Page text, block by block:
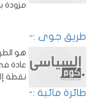
مزودة
طريق جوى :-
هو
عادة
نقطة
طائرة مائية :-